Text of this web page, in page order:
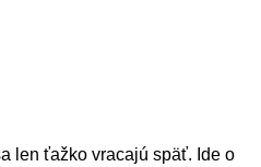
len ťažko vracajú späť. Ide o